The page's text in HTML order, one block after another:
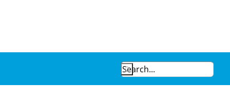
Search
for: